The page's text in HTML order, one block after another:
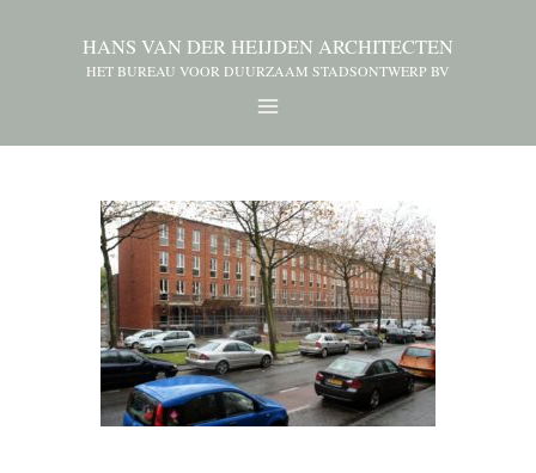
HANS VAN DER HEIJDEN ARCHITECTEN
HET BUREAU VOOR DUURZAAM STADSONTWERP BV